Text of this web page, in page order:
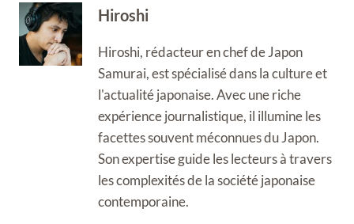
Hiroshi
Hiroshi, rédacteur en chef de Japon
Samurai, est spécialisé dans la culture et
l'actualité japonaise. Avec une riche
expérience journalistique, il illumine les
facettes souvent méconnues du Japon.
Son expertise guide les lecteurs à travers
les complexités de la société japonaise
contemporaine.